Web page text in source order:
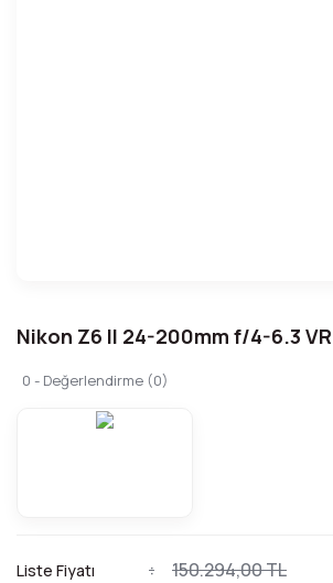
Nikon Z6 II 24-200mm f/4-6.3 VR
0 - Değerlendirme (0)
Liste Fiyatı 150.294,00 TL